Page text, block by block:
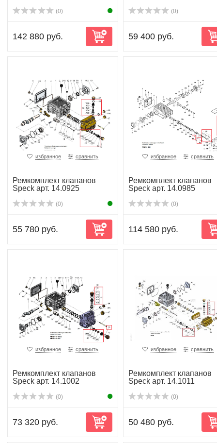
(0)
142 880 руб.
(0)
59 400 руб.
избранное сравнить
Ремкомплект клапанов
Speck арт. 14.0925
(0)
55 780 руб.
избранное сравнить
Ремкомплект клапанов
Speck арт. 14.0985
(0)
114 580 руб.
избранное сравнить
Ремкомплект клапанов
Speck арт. 14.1002
(0)
73 320 руб.
избранное сравнить
Ремкомплект клапанов
Speck арт. 14.1011
(0)
50 480 руб.